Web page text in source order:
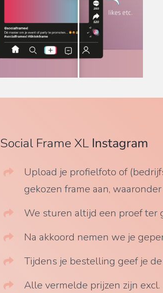
Social Frame XL Instagram
Upload je profielfoto of
gekozen frame aan,
We sturen altijd een proef ter
Na akkoord nemen we je
Tijdens je bestelling geef je
Alle vermelde prijzen zijn